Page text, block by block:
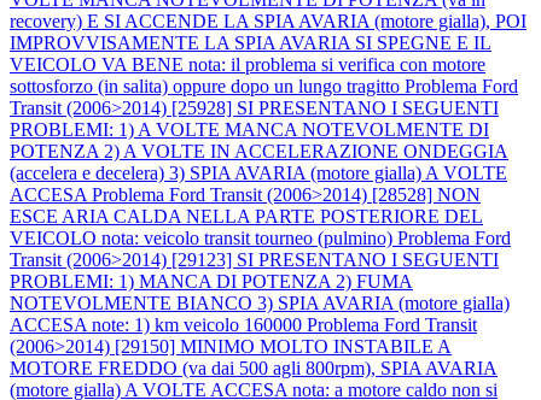
recovery) E SI ACCENDE LA SPIA AVARIA (motore gialla), POI
IMPROVVISAMENTE LA SPIA AVARIA SI SPEGNE E IL
VEICOLO VA BENE nota: il problema si verifica con motore
sottosforzo (in salita) oppure dopo un lungo tragitto Problema Ford
Transit (2006>2014) [25928] SI PRESENTANO I SEGUENTI
PROBLEMI: 1) A VOLTE MANCA NOTEVOLMENTE DI
POTENZA 2) A VOLTE IN ACCELERAZIONE ONDEGGIA
(accelera e decelera) 3) SPIA AVARIA (motore gialla) A VOLTE
ACCESA Problema Ford Transit (2006>2014) [28528] NON
ESCE ARIA CALDA NELLA PARTE POSTERIORE DEL
VEICOLO nota: veicolo transit tourneo (pulmino) Problema Ford
Transit (2006>2014) [29123] SI PRESENTANO I SEGUENTI
PROBLEMI: 1) MANCA DI POTENZA 2) FUMA
NOTEVOLMENTE BIANCO 3) SPIA AVARIA (motore gialla)
ACCESA note: 1) km veicolo 160000 Problema Ford Transit
(2006>2014) [29150] MINIMO MOLTO INSTABILE A
MOTORE FREDDO (va dai 500 agli 800rpm), SPIA AVARIA
(motore gialla) A VOLTE ACCESA nota: a motore caldo non si